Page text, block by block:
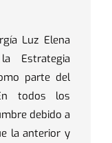
Luz Elena
Estrategia
parte del
todos los
debido a
la anterior y